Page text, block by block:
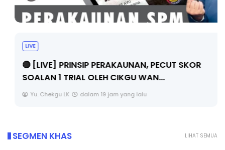
LIVE
🔴 [LIVE] PRINSIP PERAKAUNAN, PECUT SKOR
SOALAN 1 TRIAL OLEH CIKGU WAN...
Yu. Chekgu LK dalam 19 jam yang lalu
LIHAT SEMUA
SEGMEN KHAS